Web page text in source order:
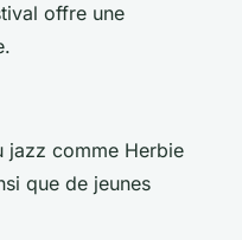
offre une
jazz comme Herbie
que de jeunes